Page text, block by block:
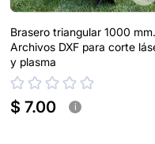
Brasero triangular 1000 mm.
Archivos DXF para corte
y plasma
$ 7.00 i